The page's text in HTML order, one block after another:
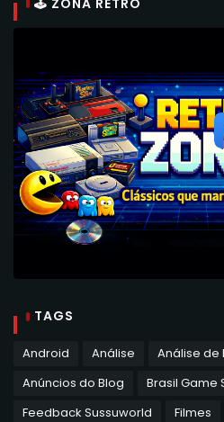
TAGS
Android Análise
Análise de
Anúncios do Blog
Brasil Game
Feedback Sussuworld
Filmes